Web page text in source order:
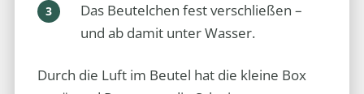
Das Beutelchen fest verschließen –
und ab damit unter Wasser.
Durch die Luft im Beutel hat die kleine Box